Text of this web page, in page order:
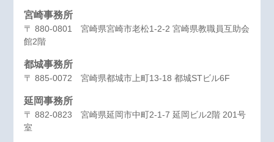
宮崎事務所
〒 880-0801 宮崎県宮崎市老松1-2-2 宮崎県教職員互助会
館2階
都城事務所
〒 885-0072 宮崎県都城市上町13-18 都城STビル6F
延岡事務所
〒 882-0823 宮崎県延岡市中町2-1-7 延岡ビル2階 201号
室